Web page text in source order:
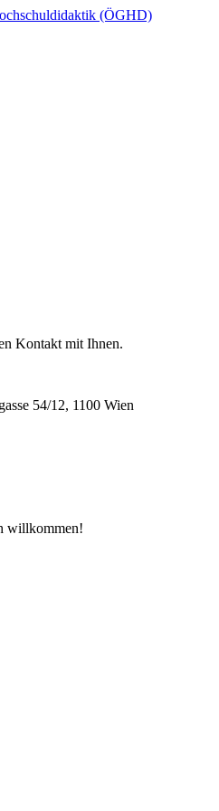
(ÖGHD)
Kontakt mit Ihnen.
54/12, 1100 Wien
willkommen!